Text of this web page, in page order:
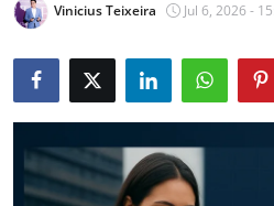
Wealth
Histórias
Câmbio
Vinicius Teixeira Jul 6, 2026 -